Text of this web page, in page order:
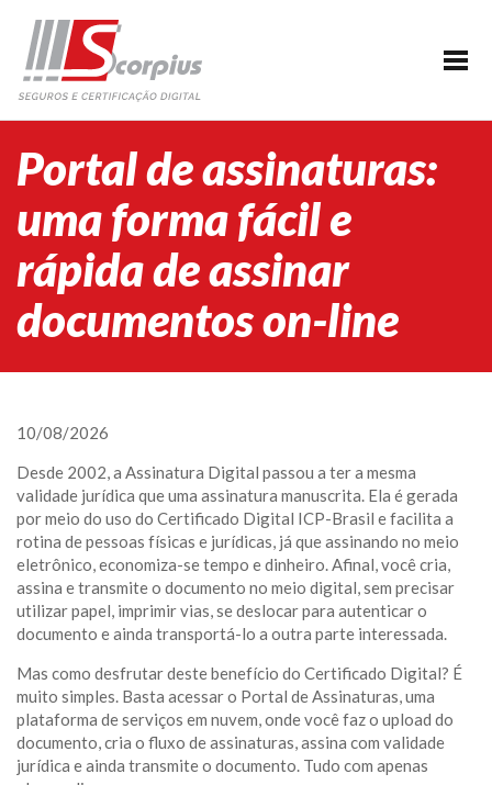
HOME
EMPRESA
AGENDAMENTO
SEGUROS
PARCERIAS
BLOG
Portal de assinaturas:
uma forma fácil e
rápida de assinar
documentos on-line
10/08/2026
Desde 2002, a Assinatura Digital passou a ter a mesma
validade jurídica que uma assinatura manuscrita. Ela é gerada
por meio do uso do Certificado Digital ICP-Brasil e facilita a
rotina de pessoas físicas e jurídicas, já que assinando no meio
eletrônico, economiza-se tempo e dinheiro. Afinal, você cria,
assina e transmite o documento no meio digital, sem precisar
utilizar papel, imprimir vias, se deslocar para autenticar o
documento e ainda transportá-lo a outra parte interessada.
Mas como desfrutar deste benefício do Certificado Digital? É
muito simples. Basta acessar o Portal de Assinaturas, uma
plataforma de serviços em nuvem, onde você faz o upload do
documento, cria o fluxo de assinaturas, assina com validade
jurídica e ainda transmite o documento. Tudo com apenas